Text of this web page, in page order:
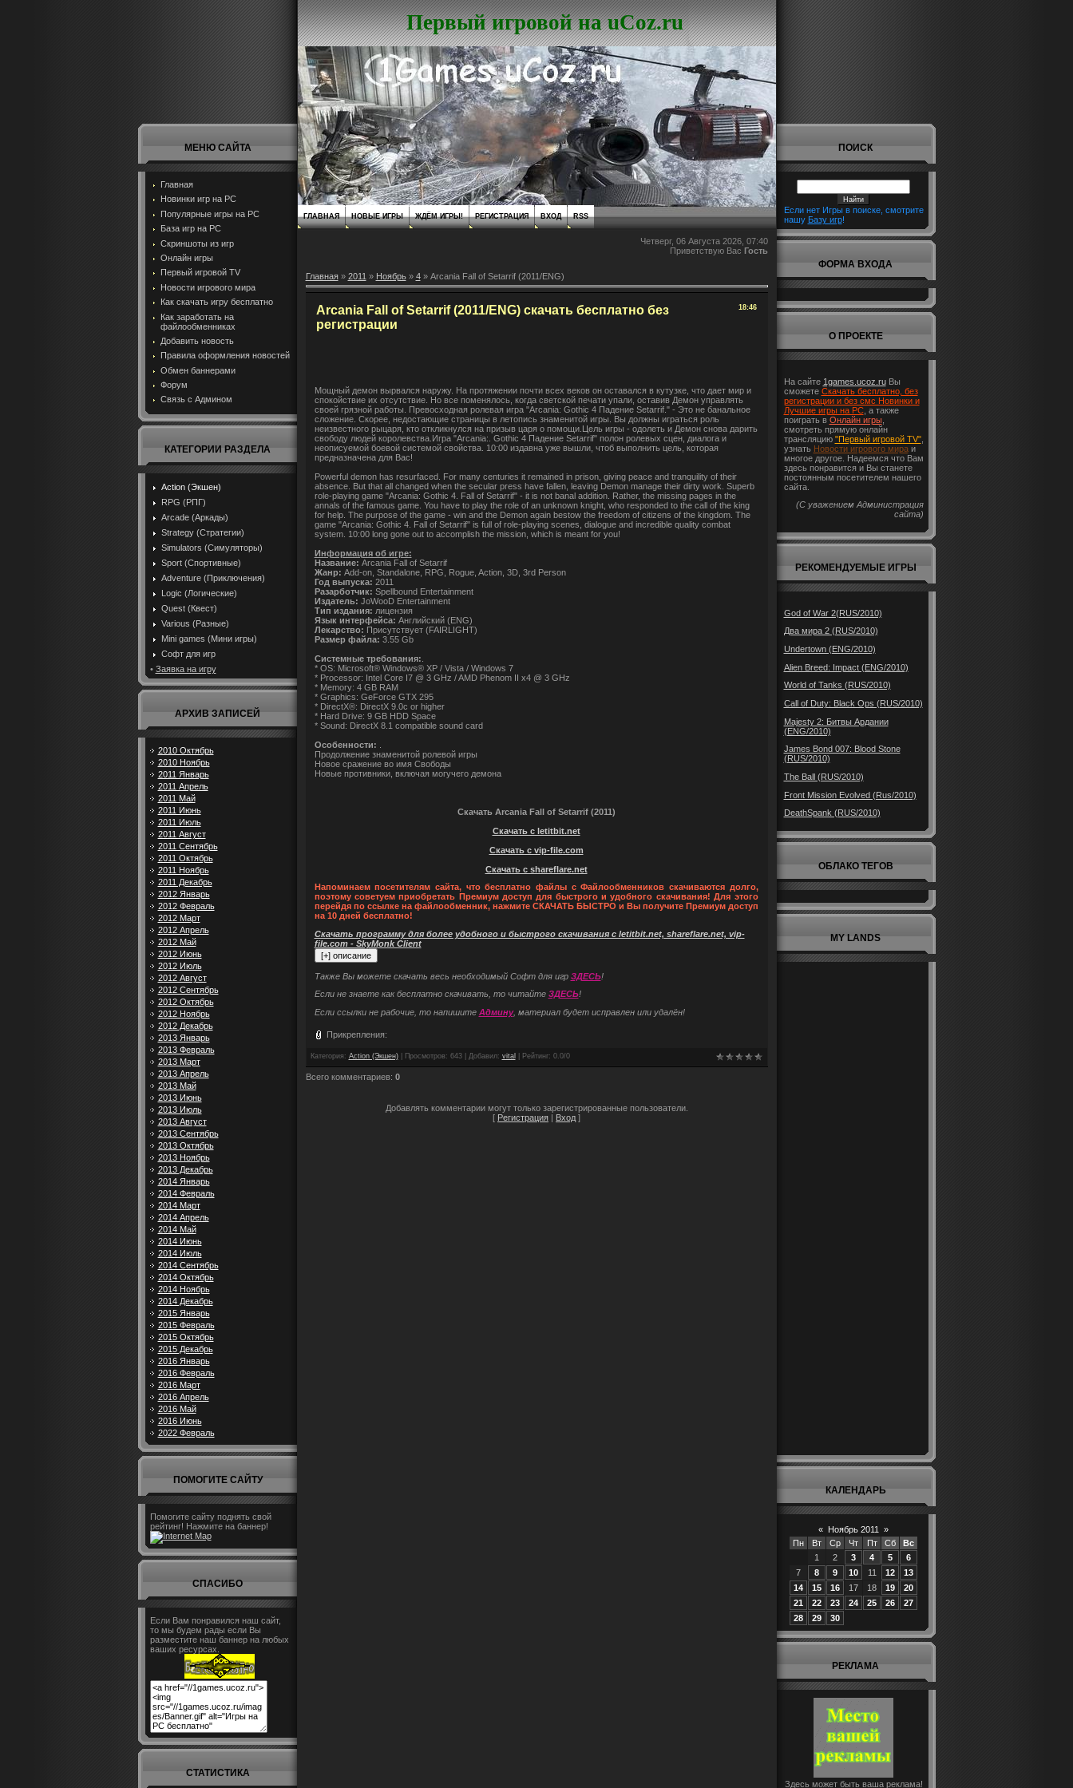
МЕНЮ САЙТА
Главная
Новинки игр на PC
Популярные игры на PC
База игр на РС
Скриншоты из игр
Онлайн игры
Первый игровой TV
Новости игрового мира
Как скачать игру бесплатно
Как заработать на
файлообменниках
Добавить новость
Правила оформления новостей
Обмен баннерами
Форум
Связь с Админом
КАТЕГОРИИ РАЗДЕЛА
Action (Экшен)
RPG (РПГ)
Arcade (Аркады)
Strategy (Стратегии)
Simulators (Симуляторы)
Sport (Спортивные)
Adventure (Приключения)
Logic (Логические)
Quest (Квест)
Various (Разные)
Mini games (Мини игры)
Софт для игр
• Заявка на игру
АРХИВ ЗАПИСЕЙ
2010 Октябрь
2010 Ноябрь
2011 Январь
2011 Апрель
2011 Май
2011 Июнь
2011 Июль
2011 Август
2011 Сентябрь
2011 Октябрь
2011 Ноябрь
2011 Декабрь
2012 Январь
2012 Февраль
2012 Март
2012 Апрель
2012 Май
2012 Июнь
2012 Июль
2012 Август
2012 Сентябрь
2012 Октябрь
2012 Ноябрь
2012 Декабрь
2013 Январь
2013 Февраль
2013 Март
2013 Апрель
2013 Май
2013 Июнь
2013 Июль
2013 Август
2013 Сентябрь
2013 Октябрь
2013 Ноябрь
2013 Декабрь
2014 Январь
2014 Февраль
2014 Март
2014 Апрель
2014 Май
2014 Июнь
2014 Июль
2014 Сентябрь
2014 Октябрь
2014 Ноябрь
2014 Декабрь
2015 Январь
2015 Февраль
2015 Октябрь
2015 Декабрь
2016 Январь
2016 Февраль
2016 Март
2016 Апрель
2016 Май
2016 Июнь
2022 Февраль
ПОМОГИТЕ САЙТУ
Помогите сайту поднять свой
рейтинг! Нажмите на баннер!
СПАСИБО
Если Вам понравился наш сайт,
то мы будем рады если Вы
разместите наш баннер на любых
ваших ресурсах.
СТАТИСТИКА
Первый игровой на uCoz.ru
ГЛАВНАЯ НОВЫЕ ИГРЫ ЖДЁМ ИГРЫ! РЕГИСТРАЦИЯ ВХОД RSS
Четверг, 06 Августа 2026, 07:40
Приветствую Вас Гость
Главная» 2011 » Ноябрь » 4» Arcania Fall of Setarrif (2011/ENG)
18:46
Arcania Fall of Setarrif (2011/ENG) скачать бесплатно без
регистрации
Мощный демон вырвался наружу. На протяжении почти всех веков он оставался в кутузке, что дает мир и
спокойствие их отсутствие. Но все поменялось, когда светской печати упали, оставив Демон управлять
своей грязной работы. Превосходная ролевая игра "Arcania: Gothic 4 Падение Setarrif." - Это не банальное
сложение. Скорее, недостающие страницы в летопись знаменитой игры. Вы должны играться роль
неизвестного рыцаря, кто откликнулся на призыв царя о помощи.Цель игры - одолеть и Демон снова дарить
свободу людей королевства.Игра "Arcania:. Gothic 4 Падение Setarrif" полон ролевых сцен, диалога и
неописуемой боевой системой свойства. 10:00 издавна уже вышли, чтоб выполнить цель, которая
предназначена для Вас!
Powerful demon has resurfaced. For many centuries it remained in prison, giving peace and tranquility of their
absence. But that all changed when the secular press have fallen, leaving Demon manage their dirty work. Superb
role-playing game "Arcania: Gothic 4. Fall of Setarrif" - it is not banal addition. Rather, the missing pages in the
annals of the famous game. You have to play the role of an unknown knight, who responded to the call of the king
for help. The purpose of the game - win and the Demon again bestow the freedom of citizens of the kingdom. The
game "Arcania: Gothic 4. Fall of Setarrif" is full of role-playing scenes, dialogue and incredible quality combat
system. 10:00 long gone out to accomplish the mission, which is meant for you!
Информация об игре:
Название: Arcania Fall of Setarrif
Жанр: Add-on, Standalone, RPG, Rogue, Action, 3D, 3rd Person
Год выпуска: 2011
Разарботчик: Spellbound Entertainment
Издатель: JoWooD Entertainment
Тип издания: лицензия
Язык интерфейса: Английский (ENG)
Лекарство: Присутствует (FAIRLIGHT)
Размер файла: 3.55 Gb
Системные требования:
* OS: Microsoft® Windows® XP / Vista / Windows 7
* Processor: Intel Core I7 @ 3 GHz / AMD Phenom II x4 @ 3 GHz
* Memory: 4 GB RAM
* Graphics: GeForce GTX 295
* DirectX®: DirectX 9.0c or higher
* Hard Drive: 9 GB HDD Space
* Sound: DirectX 8.1 compatible sound card
Особенности:
Продолжение знаменитой ролевой игры
Новое сражение во имя Свободы
Новые противники, включая могучего демона
Скачать Arcania Fall of Setarrif (2011)
Скачать с letitbit.net
Скачать с vip-file.com
Скачать с shareflare.net
Напоминаем посетителям сайта, что бесплатно файлы с Файлообменников скачиваются долго,
поэтому советуем приобретать Премиум доступ для быстрого и удобного скачивания! Для этого
перейдя по ссылке на файлообменник, нажмите СКАЧАТЬ БЫСТРО и Вы получите Премиум доступ
на 10 дней бесплатно!
Скачать программу для более удобного и быстрого скачивания с letitbit.net, shareflare.net, vip-
file.com - SkyMonk Client
Также Вы можете скачать весь необходимый Софт для игр ЗДЕСЬ!
Если не знаете как бесплатно скачивать, то читайте ЗДЕСЬ!
Если ссылки не рабочие, то напишите Админу, материал будет исправлен или удалён!
Прикрепления:
Категория : Action (Экшен)| Просмотров: 643 | Добавил: vital Рейтинг: 0.0/0
Всего комментариев: 0
Добавлять комментарии могут только зарегистрированные пользователи.
[ Регистрация | Вход ]
ПОИСК
Если нет Игры в поиске, смотрите
нашу Базу игр!
ФОРМА ВХОДА
О ПРОЕКТЕ
На сайте 1games.ucoz.ruВы
сможете Скачать бесплатно, без
регистрации и без смс Новинки и
Лучшие игры на PC, а также
поиграть в Онлайн игры,
смотреть прямую онлайн
трансляцию "Первый игровой TV",
узнать Новости игрового мираи
многое другое. Надеемся что Вам
здесь понравится и Вы станете
постоянным посетителем нашего
сайта.
(С уважением Администрация
сайта)
РЕКОМЕНДУЕМЫЕ ИГРЫ
God of War 2(RUS/2010)
Два мира 2 (RUS/2010)
Undertown (ENG/2010)
Alien Breed: Impact (ENG/2010)
World of Tanks (RUS/2010)
Call of Duty: Black Ops (RUS/2010)
Majesty 2: Битвы Ардании
(ENG/2010)
James Bond 007: Blood Stone
(RUS/2010)
The Ball (RUS/2010)
Front Mission Evolved (Rus/2010)
DeathSpank (RUS/2010)
ОБЛАКО ТЕГОВ
MY LANDS
КАЛЕНДАРЬ
« Ноябрь 2011
»
Пн
Вт Ср Чт Пт Сб
Вс
1
2 3 4 5
6
7
8 9 10 11 12
13
14
15 16 17 18 19
20
21
22 23 24 25 26
27
28
29 30
РЕКЛАМА
Здесь может быть ваша реклама!